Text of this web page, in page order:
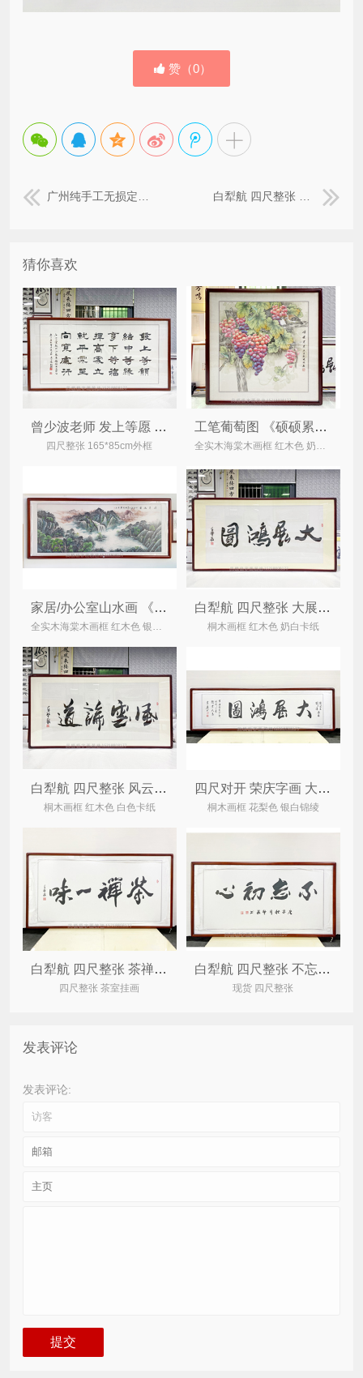
赞（0）
广州纯手工无损定制球衣装裱画框 白犁航 四尺整张 道法自然
猜你喜欢
曾少波老师 发上等愿 四尺整张 精品办公室字画
四尺整张 165*85cm外框
工笔葡萄图 《硕硕累累》家居餐厅装饰画
全实木海棠木画框 红木色 奶白锦绫
家居/办公室山水画 《清泉流香》 聚宝盆国画
全实木海棠木画框 红木色 银白锦绫
白犁航 四尺整张 大展鸿图 办公室家居书法
桐木画框 红木色 奶白卡纸
白犁航 四尺整张 风云论道 办公室家居书法
桐木画框 红木色 白色卡纸
四尺对开 荣庆字画 大展鸿图（已结缘可定制）
桐木画框 花梨色 银白锦绫
白犁航 四尺整张 茶禅一味 办公室家居书法
四尺整张 茶室挂画
白犁航 四尺整张 不忘初心 办公室家居书法
现货 四尺整张
发表评论
发表评论: